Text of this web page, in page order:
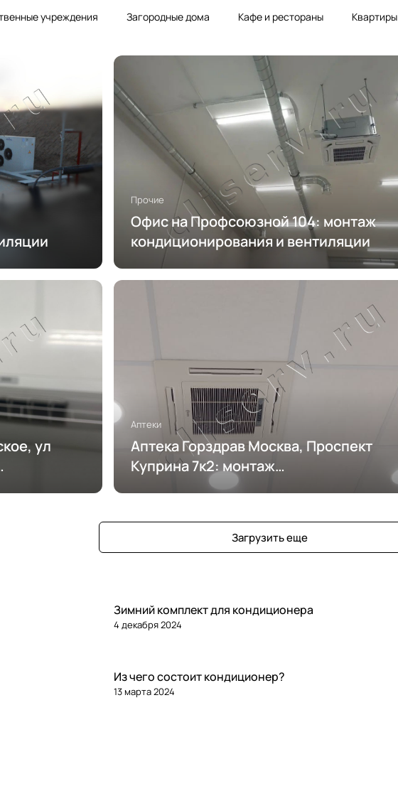
учреждения Загородные дома Кафе и рестораны Квартиры
Прочие
Офис на Профсоюзной 104: монтаж
кондиционирования и вентиляции
ул
Аптеки
Аптека Горздрав Москва, Проспект
Куприна 7к2: монтаж
кондиционирования
Загрузить еще
Зимний комплект для кондиционера
4 декабря 2024
Из чего состоит кондиционер?
13 марта 2024